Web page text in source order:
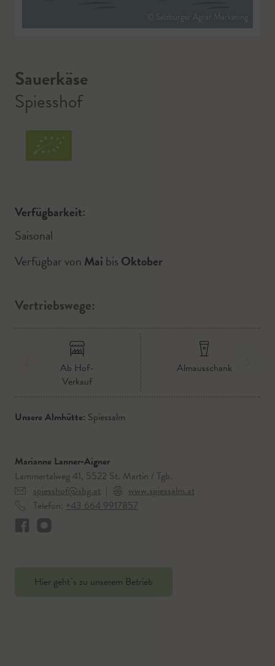
© Salzburger Agrar Marketing
Sauerkäse
Spiesshof
Verfügbarkeit:
Saisonal
Verfügbar von Mai bis Oktober
Vertriebswege:
Ab Hof-
Verkauf
Almausschank
Unsere Almhütte: Spiessalm
Marianne Lanner-Aigner
Lammertalweg 41, 5522 St. Martin / Tgb.
spiesshof@sbg.at |
www.spiessalm.at
Telefon: +43 664 9917857
Hier geht`s zu unserem Betrieb